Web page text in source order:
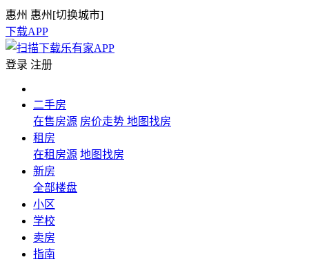
惠州 惠州[切换城市]
下载APP
登录 注册
二手房
在售房源 房价走势 地图找房
租房
在租房源 地图找房
新房
全部楼盘
小区
学校
卖房
指南